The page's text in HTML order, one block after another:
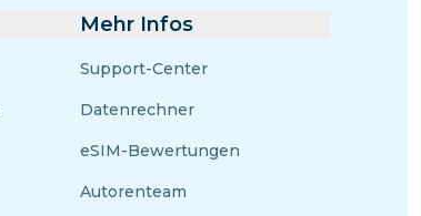
Mehr Infos
Support-Center
Datenrechner
eSIM-Bewertungen
Autorenteam